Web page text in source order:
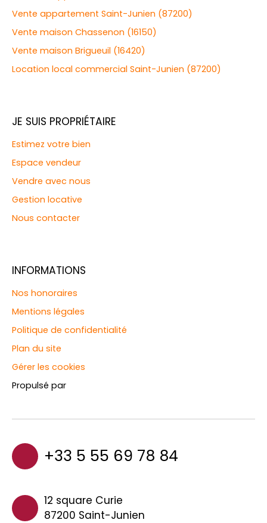
Vente appartement Saint-Junien (87200)
Vente maison Chassenon (16150)
Vente maison Brigueuil (16420)
Location local commercial Saint-Junien (87200)
JE SUIS PROPRIÉTAIRE
Estimez votre bien
Espace vendeur
Vendre avec nous
Gestion locative
Nous contacter
INFORMATIONS
Nos honoraires
Mentions légales
Politique de confidentialité
Plan du site
Gérer les cookies
Propulsé par
+33 5 55 69 78 84
12 square Curie
87200 Saint-Junien